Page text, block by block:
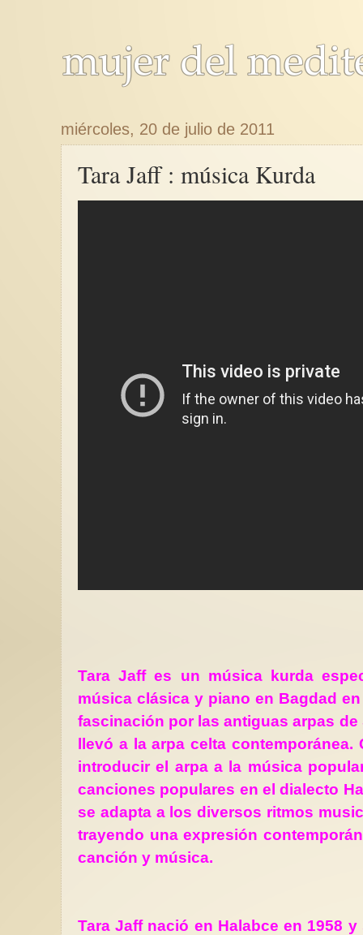
miércoles, 20 de julio de 2011
Tara Jaff : música Kurda
Tara Jaff es un música kurda
música clásica y piano en Bagdad
fascinación por las antiguas arpas de
llevó a la arpa celta
introducir el arpa a la música
canciones populares en el dialecto
se adapta a los diversos ritmos
trayendo una expresión
canción y música.
Tara Jaff nació en Halabce en 1958
Antagonismos
para la cuarta ola (2)